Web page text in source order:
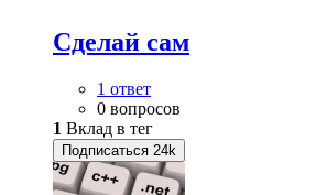
Сделай сам
1 ответ
0 вопросов
1 Вклад в тег
Подписаться 24k